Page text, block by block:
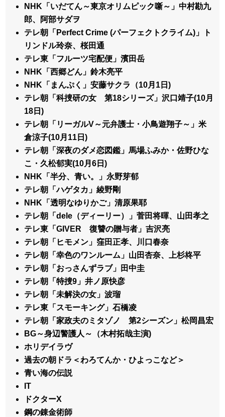
NHK「いだてん～東京オリムピック噺～」中村勘九
郎、阿部サダヲ
テレ朝「Perfect Crime (パーフェクトクライム)」ト
リンドル玲奈、桜田通
テレ東「フルーツ宅配便」濱田岳
NHK「西郷どん」鈴木亮平
NHK「まんぷく」安藤サクラ（10月1日)
テレ朝「科捜研の女 第18シリーズ」沢口靖子(10月
18日)
テレ朝「リーガルV～元弁護士・小鳥遊翔子～」米
倉涼子(10月11日)
テレ朝「深夜のダメ恋図鑑」馬場ふみか・佐野ひな
こ・久松郁実(10月6日)
NHK「半分、青い。」永野芽郁
テレ朝「ハゲタカ」綾野剛
NHK「透明なゆりかご」清原果耶
テレ朝「dele（ディーリー）」菅田将暉、山田孝之
テレ東「GIVER 復讐の贈与者」吉沢亮
テレ朝「ヒモメン」窪田正孝、川口春奈
テレ朝「幸色のワンルーム」山田杏奈、上杉柊平
テレ朝「おっさんずラブ」田中圭
テレ朝「特捜9」井ノ原快彦
テレ朝「未解決の女」波瑠
テレ東「スモーキング」石橋凌
テレ朝「家政夫のミタゾノ 第2シーズン」松岡昌宏
BG～身辺警護人～（木村拓哉主演)
ホリデイラヴ
過去の朝ドラ＜わろてんか・ひよっこなど＞
青い海の伝説
IT
ドクターX
鋼の錬金術師